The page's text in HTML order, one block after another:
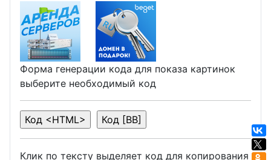
Форма генерации кода для показа картинок
выберите необходимый код
Клик по тексту выделяет код для копирования